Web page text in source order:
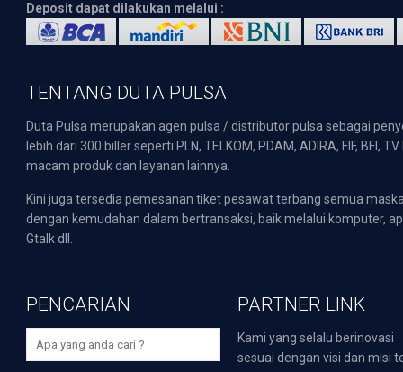
Deposit dapat dilakukan melalui :
TENTANG DUTA PULSA
Duta Pulsa merupakan agen pulsa / distributor pulsa sebagai
lebih dari 300 biller seperti PLN, TELKOM, PDAM, ADIRA, FIF,
macam produk dan layanan lainnya.
Kini juga tersedia pemesanan tiket pesawat terbang semua
dengan kemudahan dalam bertransaksi, baik melalui komputer,
Gtalk dll.
PENCARIAN PARTNER LINK
Kami yang selalu berinovasi
sesuai dengan visi dan misi